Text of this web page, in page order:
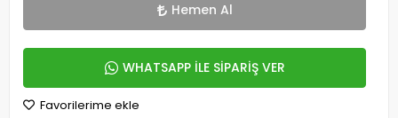
Hemen Al
WHATSAPP İLE SİPARİŞ VER
Favorilerime ekle